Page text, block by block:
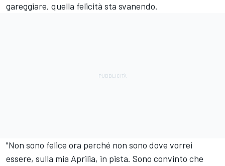
gareggiare, quella felicità sta svanendo.
"Non sono felice ora perché non sono dove vorrei
essere, sulla mia Aprilia, in pista. Sono convinto che